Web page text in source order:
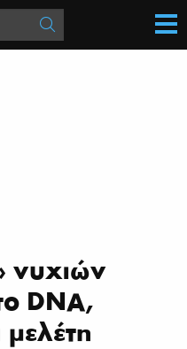
νυχιών
DNA,
μελέτη